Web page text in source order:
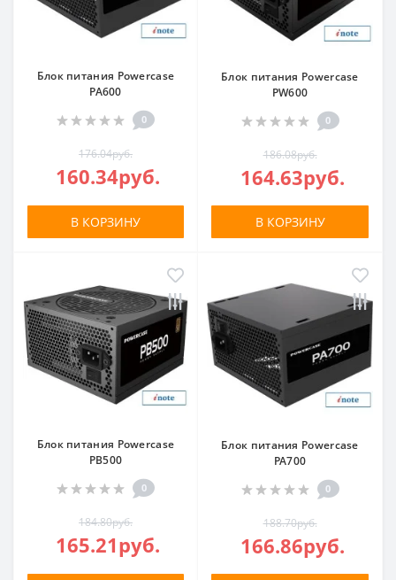
Блок питания Powercase
PA600
0
176.04руб.
160.34руб.
В КОРЗИНУ
Блок питания Powercase
PW600
0
186.08руб.
164.63руб.
В КОРЗИНУ
Блок питания Powercase
PB500
0
184.80руб.
165.21руб.
Блок питания Powercase
PA700
0
188.70руб.
166.86руб.